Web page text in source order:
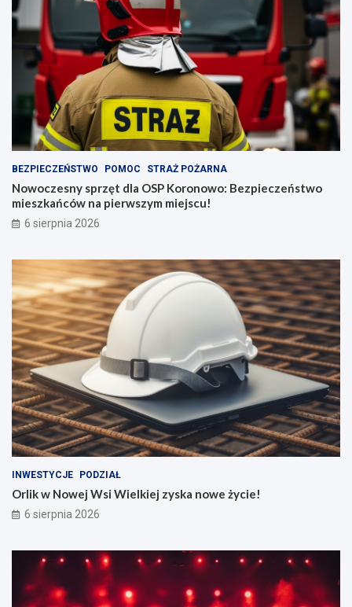
BEZPIECZEŃSTWO POMOC STRAŻ POŻARNA
Nowoczesny sprzęt dla OSP Koronowo: Bezpieczeństwo
mieszkańców na pierwszym miejscu!
6 sierpnia 2026
INWESTYCJE PODZIAŁ
Orlik w Nowej Wsi Wielkiej zyska nowe życie!
6 sierpnia 2026